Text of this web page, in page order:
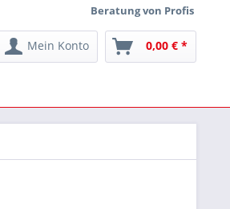
Beratung von Profis
Mein Konto 0,00 € *